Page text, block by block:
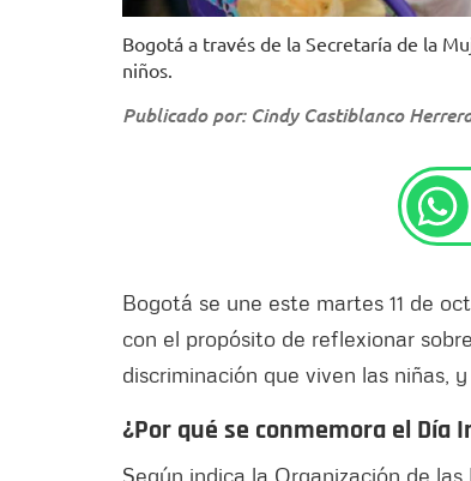
Bogotá a través de la Secretaría de la
niños.
Publicado por: Cindy Castiblanco
Bogotá se une este martes 11 de
con el propósito de reflexionar
discriminación que viven las niñas,
¿Por qué se conmemora el Día
Según indica la Organización de